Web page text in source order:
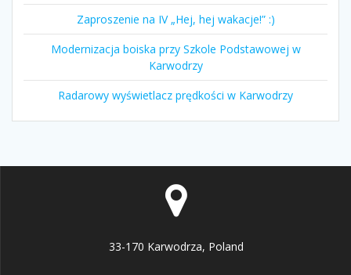
Zaproszenie na IV „Hej, hej wakacje!” :)
Modernizacja boiska przy Szkole Podstawowej w
Karwodrzy
Radarowy wyświetlacz prędkości w Karwodrzy
33-170 Karwodrza, Poland